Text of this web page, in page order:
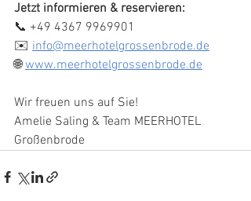
Jetzt informieren & reservieren:
📞 +49 4367 9969901
✉️ info@meerhotelgrossenbrode.de
🌐 www.meerhotelgrossenbrode.de
Wir freuen uns auf Sie!
Amelie Saling & Team MEERHOTEL
Großenbrode